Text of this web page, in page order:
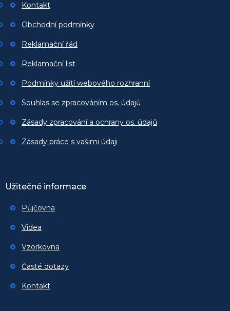
í
Kontakt
Obchodní podmínky
Reklamační řád
Reklamační list
Podmínky užití webového rozhranní
Souhlas se zpracováním os. údajů
Zásady zpracování a ochrany os. údajů
Zásady práce s vašimi údaji
Užitečné informace
Půjčovna
Videa
Vzorkovna
Časté dotazy
Kontakt